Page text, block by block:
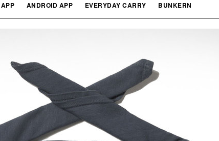
ANDROID APP EVERYDAY CARRY BUNKERN